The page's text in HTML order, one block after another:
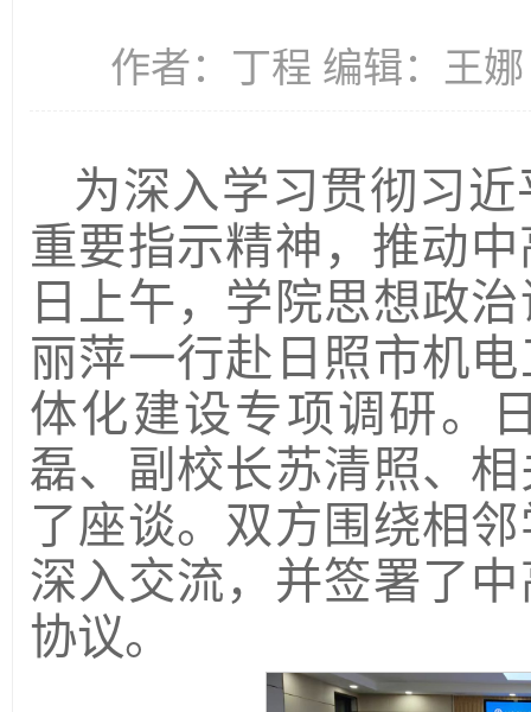
作者：丁程 编辑：王
为深入学习贯彻习
重要指示精神，推动
日上午，学院思想政
丽萍一行赴日照市机
体化建设专项调研。
磊、副校长苏清照、
了座谈。双方围绕相
深入交流，并签署了
协议。